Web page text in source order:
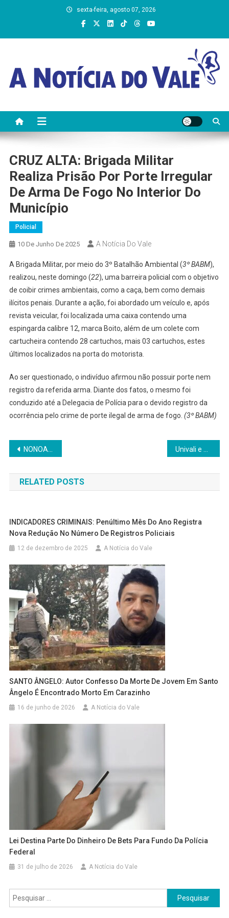
sexta-feira, agosto 07, 2026
CRUZ ALTA: Brigada Militar
Realiza Prisão Por Porte Irregular
De Arma De Fogo No Interior Do
Município
Policial
10 De Junho De 2025 A Notícia Do Vale
A Brigada Militar, por meio do 3º Batalhão Ambiental (3º BABM),
realizou, neste domingo (22), uma barreira policial com o objetivo
de coibir crimes ambientais, como a caça, bem como demais
ilícitos penais. Durante a ação, foi abordado um veículo e, após
revista veicular, foi localizada uma caixa contendo uma
espingarda calibre 12, marca Boito, além de um colete com
cartucheira contendo 28 cartuchos, mais 03 cartuchos, estes
últimos localizados na porta do motorista.
Ao ser questionado, o indivíduo afirmou não possuir porte nem
registro da referida arma. Diante dos fatos, o mesmo foi
conduzido até a Delegacia de Polícia para o devido registro da
ocorrência pelo crime de porte ilegal de arma de fogo. (3º BABM)
Navegação
de
Post
NONOAI: Brigada Militar realiza maior apreensão de drogas da história da corporação e apreende mais de 7 toneladas de maconha Univali e Café Maestro Produções firmam acordo de cooperaçãoParceria foi oficializada nesta quarta-feira, 11
RELATED POSTS
INDICADORES CRIMINAIS: Penúltimo Mês Do Ano Registra
Nova Redução No Número De Registros Policiais
12 de dezembro de 2025 A Notícia do Vale
SANTO ÂNGELO: Autor Confesso Da Morte De Jovem Em Santo
Ângelo É Encontrado Morto Em Carazinho
16 de junho de 2026 A Notícia do Vale
Lei Destina Parte Do Dinheiro De Bets Para Fundo Da Polícia
Federal
31 de julho de 2026 A Notícia do Vale
Pesquisar
por: